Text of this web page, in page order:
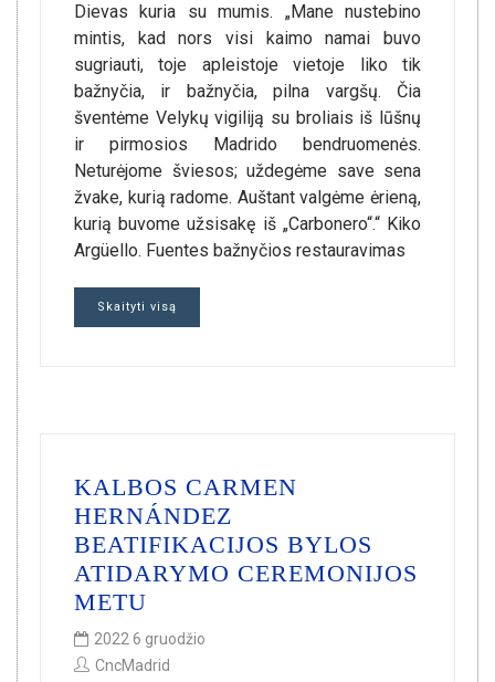
Dievas kuria su mumis. „Mane nustebino
mintis, kad nors visi kaimo namai buvo
sugriauti, toje apleistoje vietoje liko tik
bažnyčia, ir bažnyčia, pilna vargšų. Čia
šventėme Velykų vigiliją su broliais iš lūšnų
ir pirmosios Madrido bendruomenės.
Neturėjome šviesos; uždegėme save sena
žvake, kurią radome. Auštant valgėme ėrieną,
kurią buvome užsisakę iš „Carbonero“.“ Kiko
Argüello. Fuentes bažnyčios restauravimas
Skaityti visą
KALBOS CARMEN
HERNÁNDEZ
BEATIFIKACIJOS BYLOS
ATIDARYMO CEREMONIJOS
METU
2022 6 gruodžio
CncMadrid